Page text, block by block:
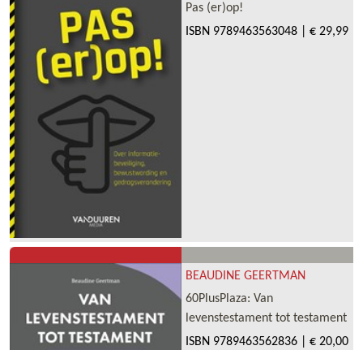
Pas (er)op!
ISBN 9789463563048 € 29,99
BEAUDINE GEERTMAN
60PlusPlaza: Van
levenstestament tot testament
ISBN 9789463562836 € 20,00